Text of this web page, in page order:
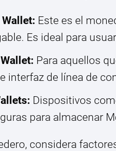
Este es el
Es ideal para
Para aquellos
interfaz de línea de
Dispositivos
para almacenar
considera